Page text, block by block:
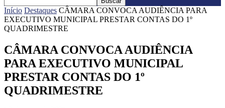
Início Destaques CÂMARA CONVOCA AUDIÊNCIA PARA
EXECUTIVO MUNICIPAL PRESTAR CONTAS DO 1º
QUADRIMESTRE
CÂMARA CONVOCA AUDIÊNCIA
PARA EXECUTIVO MUNICIPAL
PRESTAR CONTAS DO 1º
QUADRIMESTRE